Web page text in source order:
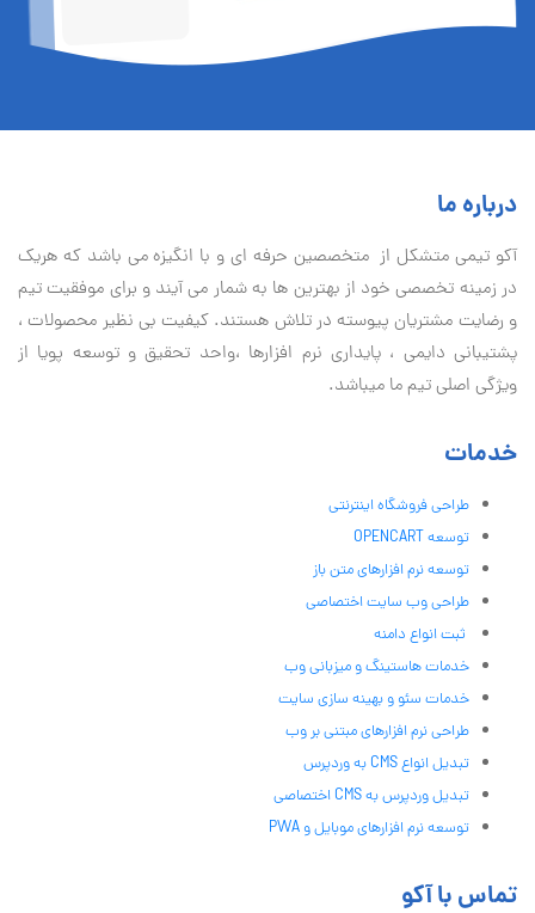
درباره ما
آكو تيمی متشکل از متخصصین حرفه ای و با انگیزه می باشد که هریک
در زمینه تخصصی خود از بهترین ها به شمار می آیند و برای موفقیت تيم
و رضایت مشتریان پیوسته در تلاش هستند. کیفیت بی نظير محصولات ،
پشتیبانی دايمی ، پایداری نرم افزارها ،واحد تحقیق و توسعه پویا از
ویژگی اصلی تیم ما میباشد.
خدمات
طراحی فروشگاه اینترنتی
توسعه OPENCART
توسعه نرم افزارهای متن باز
طراحی وب سایت اختصاصی
ثبت انواع دامنه
خدمات هاستینگ و میزبانی وب
خدمات سئو و بهینه سازی سایت
طراحی نرم افزارهای مبتنی بر وب
تبدیل انواع CMS به وردپرس
تبدیل وردپرس به CMS اختصاصی
توسعه نرم افزارهای موبایل و PWA
تماس با آکو